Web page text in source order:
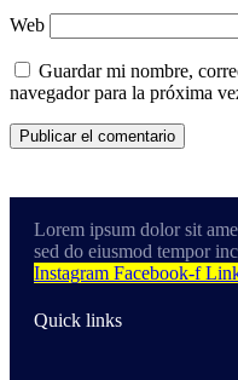
Web
Guardar mi nombre,
navegador para la próxima
Lorem ipsum dolor sit
sed do eiusmod tempor
Instagram Facebook-f
Quick links